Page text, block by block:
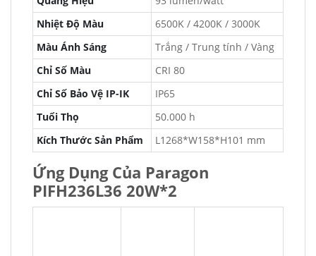
Nhiệt Độ Màu
6500K / 4200K / 3000K
Màu Ánh Sáng
Trắng / Trung tính / Vàng
Chỉ Số Màu
CRI 80
Chỉ Số Bảo Vệ IP-IK
IP65
Tuổi Thọ
50.000 h
Kích Thước Sản Phẩm
L1268*W158*H101 mm
Ứng Dụng Của Paragon
PIFH236L36 20W*2